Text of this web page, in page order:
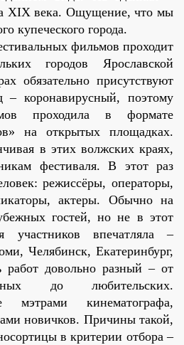
XIX века. Ощущение, что мы
купеческого города.
фильмов проходит
городов Ярославской
обязательно присутствуют
– коронавирусный, поэтому
проходила в формате
на открытых площадках.
в этих волжских краях,
фестиваля. В этот раз
режиссёры, операторы,
актеры. Обычно на
гостей, но не в этот
участников впечатляла –
Челябинск, Екатеринбург,
работ довольно разный – от
до любительских.
мэтрами кинематографа,
новичков. Причины такой,
в критерии отбора –